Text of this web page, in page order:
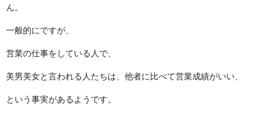
ん。
一般的にですが、
営業の仕事をしている人で、
美男美女と言われる人たちは、他者に比べて営業成績がいい、
という事実があるようです。